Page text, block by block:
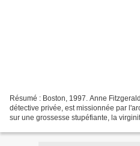
Résumé : Boston, 1997. Anne
détective privée, est missionnée par
sur une grossesse stupéfiante, la